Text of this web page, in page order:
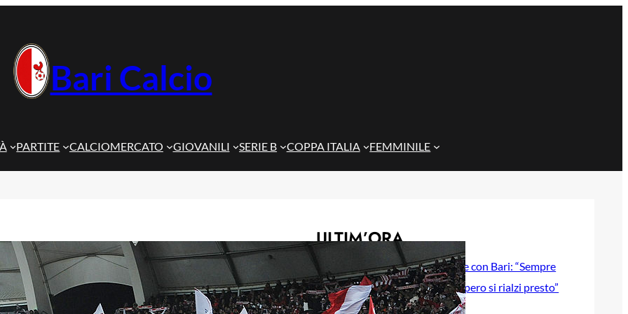
Bari Calcio
PARTITE CALCIOMERCATO GIOVANILI SERIE B COPPA ITALIA FEMMINILE
ULTIM’ORA
Gazzi e il legame con Bari: “Sempre
nel mio cuore, spero si rialzi presto”
29 Maggio 2026